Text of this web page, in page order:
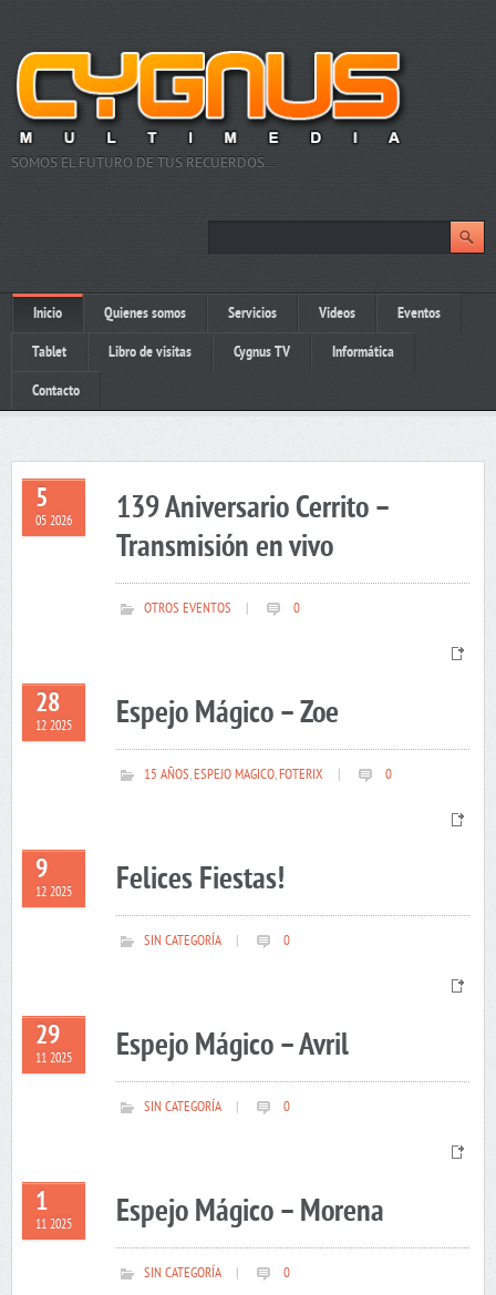
SOMOS EL FUTURO DE TUS RECUERDOS…
Inicio Quienes somos Servicios Videos Eventos
Tablet Libro de visitas Cygnus TV Informática
Contacto
5
05 2026
139 Aniversario Cerrito –
Transmisión en vivo
OTROS EVENTOS 0
28
12 2025 Espejo Mágico – Zoe
15 AÑOS,ESPEJO MAGICO,FOTERIX 0
9
12 2025 Felices Fiestas!
SIN CATEGORÍA 0
29
11 2025 Espejo Mágico – Avril
SIN CATEGORÍA 0
1
11 2025 Espejo Mágico – Morena
SIN CATEGORÍA 0